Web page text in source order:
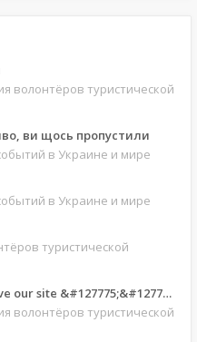
волонтёров туристической
ви щось пропустили
в Украине и мире
в Украине и мире
туристической
our site &#127775;&#127769;
волонтёров туристической